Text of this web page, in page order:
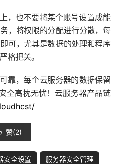
，也不要将某个账号设置成能
，将权限的分配进行分散，每
可，尤其是数据的处理和程序
格把关。
可靠，每个云服务器的数据保留
全高枕无忧！云服务器产品链
赞(2)
安全设置 服务器安全管理